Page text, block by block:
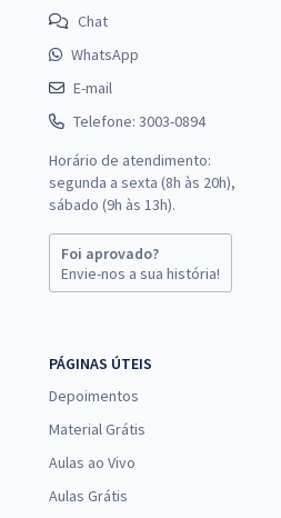
Chat
WhatsApp
E-mail
Telefone: 3003-0894
Horário de atendimento:
segunda a sexta (8h às 20h),
sábado (9h às 13h).
Foi aprovado?
Envie-nos a sua história!
PÁGINAS ÚTEIS
Depoimentos
Material Grátis
Aulas ao Vivo
Aulas Grátis